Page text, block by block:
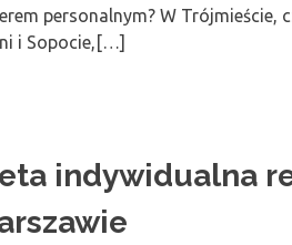
personalnym? W Trójmieście,
i Sopocie,[…]
indywidualna